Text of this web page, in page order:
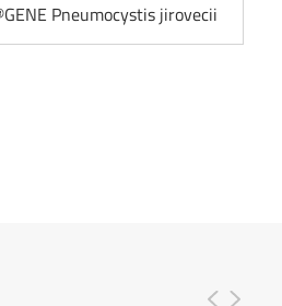
Pneumocystis jirovecii